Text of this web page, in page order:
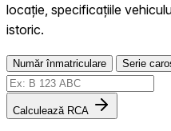
locație, specificațiile
istoric.
Număr înmatriculare Serie
Calculează RCA